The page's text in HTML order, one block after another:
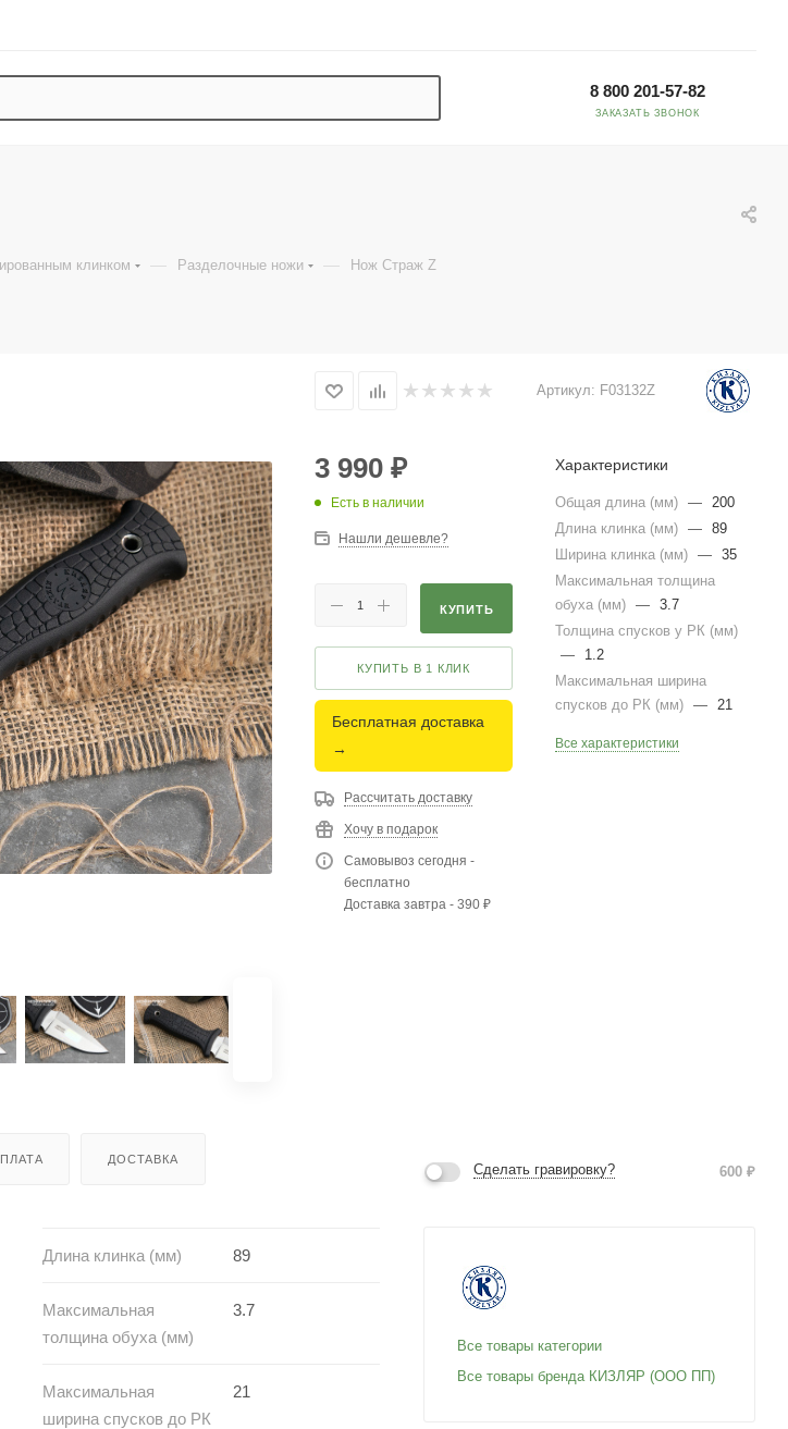
8 800 201-57-82
ЗАКАЗАТЬ ЗВОНОК
клинком — Разделочные ножи — Нож Страж Z
Артикул: F03132Z
3 990₽
Есть в наличии
Нашли дешевле?
КУПИТЬ
КУПИТЬ В 1 КЛИК
Бесплатная доставка
→
Рассчитать доставку
Хочу в подарок
Самовывоз сегодня -
бесплатно
Доставка завтра - 390 ₽
Характеристики
Общая длина (мм) —
200
Длина клинка (мм)
—
89
Ширина клинка (мм)
—
35
Максимальная толщина
обуха (мм)
—
3.7
Толщина спусков у РК (мм)
—
1.2
Максимальная ширина
спусков до РК (мм)
— 21
Все характеристики
ДОСТАВКА
Длина клинка (мм) 89
Максимальная
толщина обуха (мм)
3.7
Максимальная
ширина спусков до РК
21
Сделать гравировку? 600 ₽
Все товары категории
Все товары бренда КИЗЛЯР (ООО ПП)